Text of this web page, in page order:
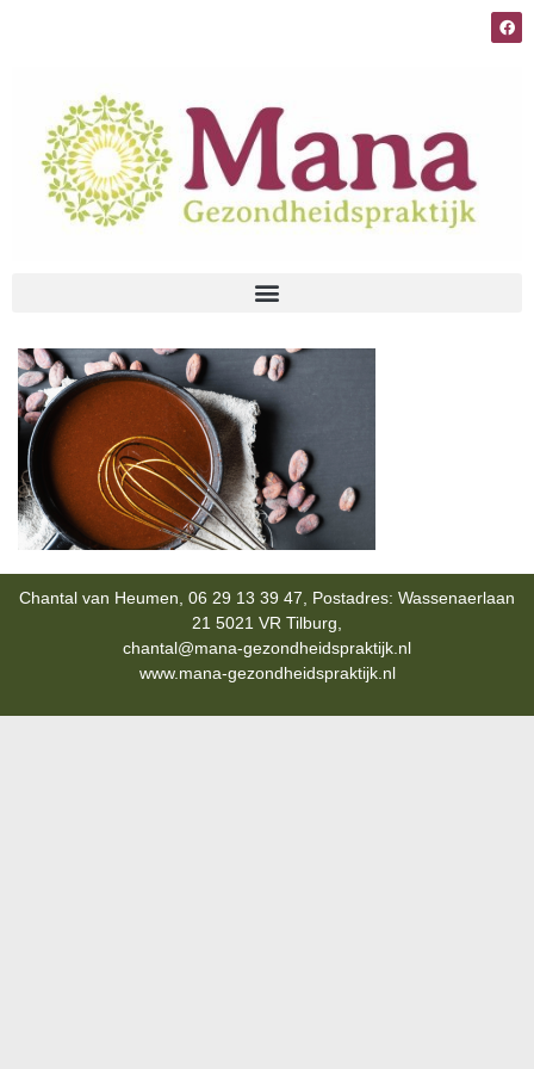
Chantal van Heumen, 06 29 13 39 47, Postadres: Wassenaerlaan
21 5021 VR Tilburg,
chantal@mana-gezondheidspraktijk.nl
www.mana-gezondheidspraktijk.nl